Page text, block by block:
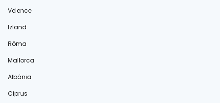
Velence
Izland
Róma
Mallorca
Albánia
Ciprus